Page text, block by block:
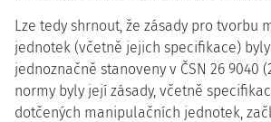
Lze tedy shrnout, že zásady pro tvorbu
jednotek (včetně jejich specifikace)
jednoznačně stanoveny v ČSN 26 9040
normy byly její zásady, včetně
dotčených manipulačních jednotek,